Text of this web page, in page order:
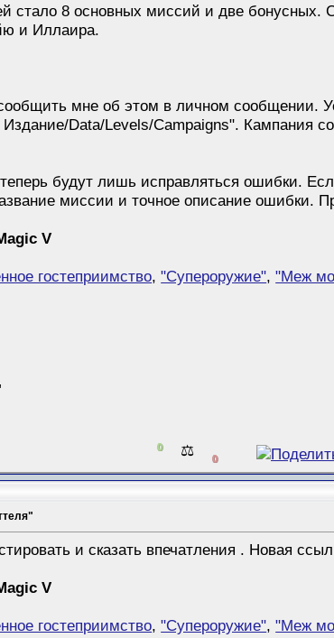
стало 8 основных миссий и две
и Иллаира.
мне об этом в личном сообщении.
Data/Levels/Campaigns". Кампания
будут лишь исправляться ошибки.
миссии и точное описание ошибки.
V
гостеприимство,"Супероружие","Меж
0 ⚖️ 0
и сказать впечатления . Новая
V
гостеприимство,"Супероружие","Меж